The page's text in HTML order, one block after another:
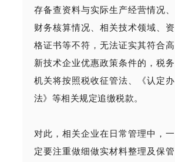
存备查资料与实际生产经营情况、
财务核算情况、相关技术领域、资
格证书等不符，无法证实其符合高
新技术企业优惠政策条件的，税务
机关将按照税收征管法、《认定办
法》等相关规定追缴税款。
对此，相关企业在日常管理中，一
定要注重做细做实材料整理及保管